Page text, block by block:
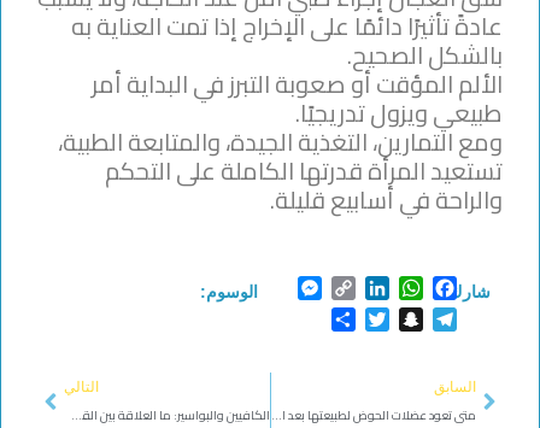
عادةً تأثيرًا دائمًا على الإخراج إذا تمت العناية به
بالشكل الصحيح.
الألم المؤقت أو صعوبة التبرز في البداية أمر
طبيعي ويزول تدريجيًا.
ومع التمارين، التغذية الجيدة، والمتابعة الطبية،
تستعيد المرأة قدرتها الكاملة على التحكم
والراحة في أسابيع قليلة.
شارك: Facebook
WhatsApp
LinkedIn
Copy
Link
Messenger
Telegram
Snapchat
Twitter
Share
الوسوم:
Prev
السابق
متى تعود عضلات الحوض لطبيعتها بعد الولادة؟
التالي
الكافيين والبواسير: ما العلاقة بين القهوة والإخراج؟
Next